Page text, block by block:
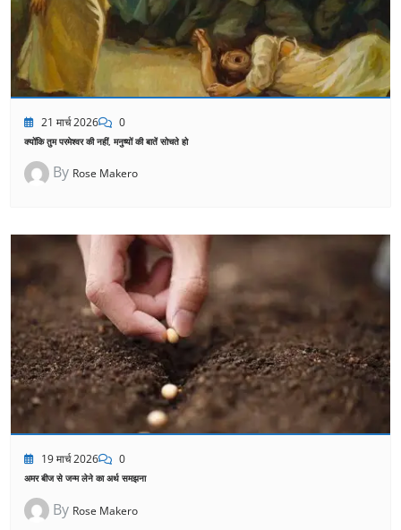
21 मार्च 2026 0
क्योंकि तुम परमेश्वर की नहीं, मनुष्यों की बातें सोचते हो
By Rose Makero
19 मार्च 2026 0
अमर बीज से जन्म लेने का अर्थ समझना
By Rose Makero